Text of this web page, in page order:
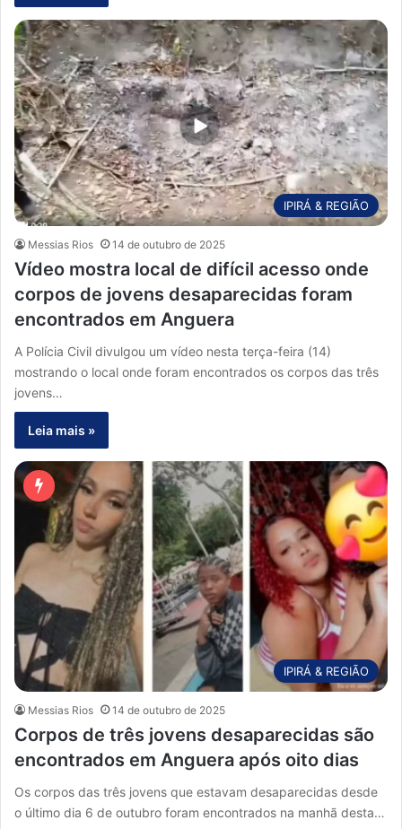
IPIRÁ & REGIÃO
Messias Rios 14 de outubro de 2025
Vídeo mostra local de difícil acesso onde
corpos de jovens desaparecidas foram
encontrados em Anguera
A Polícia Civil divulgou um vídeo nesta terça-feira (14)
mostrando o local onde foram encontrados os corpos das três
jovens…
Leia mais »
IPIRÁ & REGIÃO
Messias Rios 14 de outubro de 2025
Corpos de três jovens desaparecidas são
encontrados em Anguera após oito dias
Os corpos das três jovens que estavam desaparecidas desde
o último dia 6 de outubro foram encontrados na manhã desta…